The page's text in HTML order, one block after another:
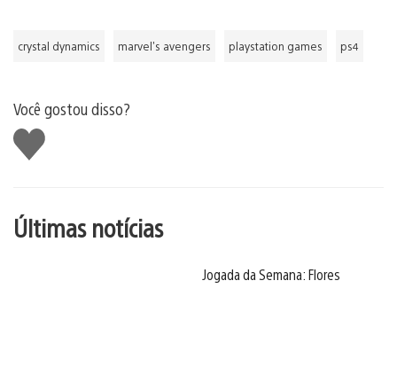
crystal dynamics marvel's avengers playstation games ps4
Você gostou disso?
Curtir
Últimas notícias
Jogada da Semana: Flores